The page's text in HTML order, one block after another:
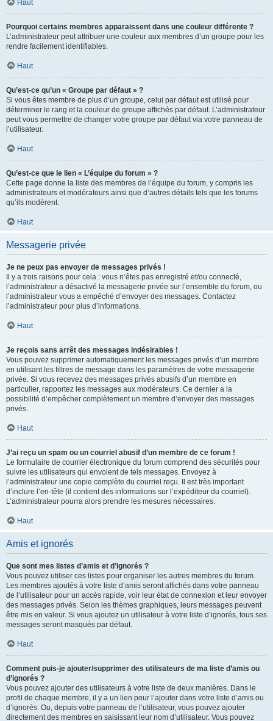
Haut
Pourquoi certains membres apparaissent dans une couleur différente ?
L’administrateur peut attribuer une couleur aux membres d’un groupe pour les
rendre facilement identifiables.
Haut
Qu’est-ce qu’un « Groupe par défaut » ?
Si vous êtes membre de plus d’un groupe, celui par défaut est utilisé pour
déterminer le rang et la couleur de groupe affichés par défaut. L’administrateur
peut vous permettre de changer votre groupe par défaut via votre panneau de
l’utilisateur.
Haut
Qu’est-ce que le lien « L’équipe du forum » ?
Cette page donne la liste des membres de l’équipe du forum, y compris les
administrateurs et modérateurs ainsi que d’autres détails tels que les forums
qu’ils modèrent.
Haut
Messagerie privée
Je ne peux pas envoyer de messages privés !
Il y a trois raisons pour cela : vous n’êtes pas enregistré et/ou connecté,
l’administrateur a désactivé la messagerie privée sur l’ensemble du forum, ou
l’administrateur vous a empêché d’envoyer des messages. Contactez
l’administrateur pour plus d’informations.
Haut
Je reçois sans arrêt des messages indésirables !
Vous pouvez supprimer automatiquement les messages privés d’un membre
en utilisant les filtres de message dans les paramètres de votre messagerie
privée. Si vous recevez des messages privés abusifs d’un membre en
particulier, rapportez les messages aux modérateurs. Ce dernier a la
possibilité d’empêcher complètement un membre d’envoyer des messages
privés.
Haut
J’ai reçu un spam ou un courriel abusif d’un membre de ce forum !
Le formulaire de courrier électronique du forum comprend des sécurités pour
suivre les utilisateurs qui envoient de tels messages. Envoyez à
l’administrateur une copie complète du courriel reçu. Il est très important
d’inclure l’en-tête (il contient des informations sur l’expéditeur du courriel).
L’administrateur pourra alors prendre les mesures nécessaires.
Haut
Amis et ignorés
Que sont mes listes d’amis et d’ignorés ?
Vous pouvez utiliser ces listes pour organiser les autres membres du forum.
Les membres ajoutés à votre liste d’amis seront affichés dans votre panneau
de l’utilisateur pour un accès rapide, voir leur état de connexion et leur envoyer
des messages privés. Selon les thèmes graphiques, leurs messages peuvent
être mis en valeur. Si vous ajoutez un utilisateur à votre liste d’ignorés, tous ses
messages seront masqués par défaut.
Haut
Comment puis-je ajouter/supprimer des utilisateurs de ma liste d’amis ou
d’ignorés ?
Vous pouvez ajouter des utilisateurs à votre liste de deux manières. Dans le
profil de chaque membre, il y a un lien pour l’ajouter dans votre liste d’amis ou
d’ignorés. Ou, depuis votre panneau de l’utilisateur, vous pouvez ajouter
directement des membres en saisissant leur nom d’utilisateur. Vous pouvez